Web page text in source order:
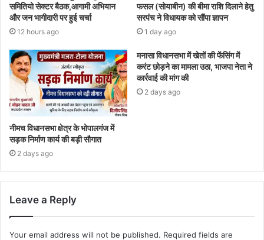
समितियो सेक्टर बैठक,आगामी अभियान
और जन भागीदारी पर हुई चर्चा
12 hours ago
फसल (सोयाबीन) की बीमा राशि दिलाने हेतु
सरपंच ने विधायक को सौंपा ज्ञापन
1 day ago
नीमच विधानसभा क्षेत्र के भोपालगंज में
सड़क निर्माण कार्य की बड़ी सौगात
2 days ago
मनासा विधानसभा में खेतों की फेंसिंग में
करंट छोड़ने का मामला उठा, भाजपा नेता ने
कार्रवाई की मांग की
2 days ago
Leave a Reply
Your email address will not be published. Required fields are